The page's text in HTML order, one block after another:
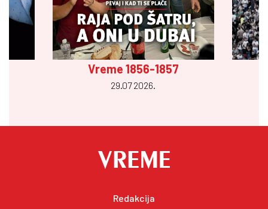
Vreme 1856-1857
29.07 2026.
Redakcija